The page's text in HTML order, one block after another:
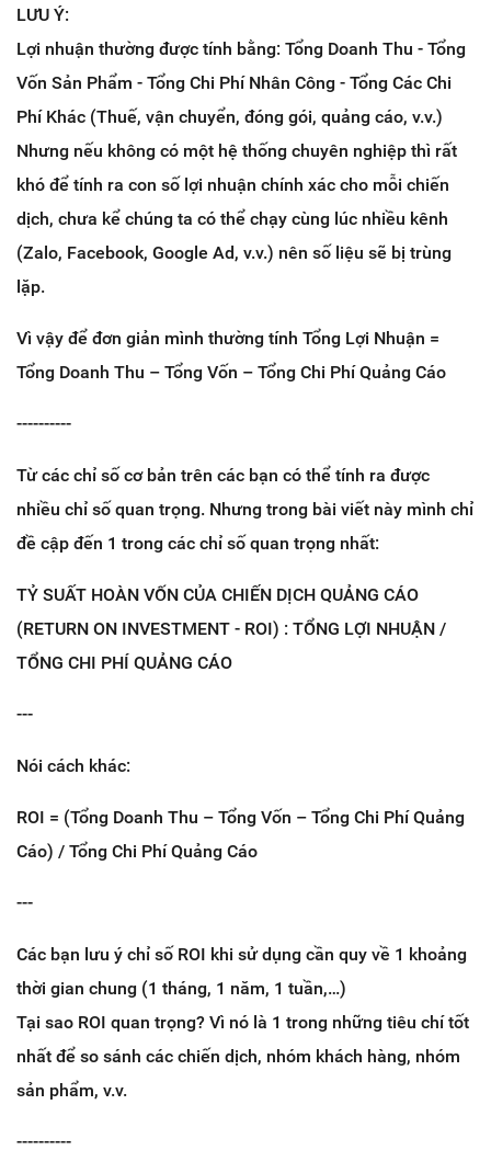
LƯU Ý:
Lợi nhuận thường được tính bằng: Tổng Doanh Thu - Tổng
Vốn Sản Phẩm - Tổng Chi Phí Nhân Công - Tổng Các Chi
Phí Khác (Thuế, vận chuyển, đóng gói, quảng cáo, v.v.)
Nhưng nếu không có một hệ thống chuyên nghiệp thì rất
khó để tính ra con số lợi nhuận chính xác cho mỗi chiến
dịch, chưa kể chúng ta có thể chạy cùng lúc nhiều kênh
(Zalo, Facebook, Google Ad, v.v.) nên số liệu sẽ bị trùng
lặp.
Vì vậy để đơn giản mình thường tính Tổng Lợi Nhuận =
Tổng Doanh Thu – Tổng Vốn – Tổng Chi Phí Quảng Cáo
----------
Từ các chỉ số cơ bản trên các bạn có thể tính ra được
nhiều chỉ số quan trọng. Nhưng trong bài viết này mình chỉ
đề cập đến 1 trong các chỉ số quan trọng nhất:
TỶ SUẤT HOÀN VỐN CỦA CHIẾN DỊCH QUẢNG CÁO
(RETURN ON INVESTMENT - ROI) : TỔNG LỢI NHUẬN /
TỔNG CHI PHÍ QUẢNG CÁO
---
Nói cách khác:
ROI = (Tổng Doanh Thu – Tổng Vốn – Tổng Chi Phí Quảng
Cáo) / Tổng Chi Phí Quảng Cáo
---
Các bạn lưu ý chỉ số ROI khi sử dụng cần quy về 1 khoảng
thời gian chung (1 tháng, 1 năm, 1 tuần,…)
Tại sao ROI quan trọng? Vì nó là 1 trong những tiêu chí tốt
nhất để so sánh các chiến dịch, nhóm khách hàng, nhóm
sản phẩm, v.v.
----------